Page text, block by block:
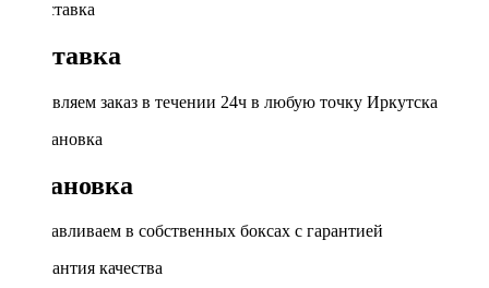
Доставка
Доставляем заказ в течении 24ч в любую точку Иркутска
Установка
Устанавливаем в собственных боксах с гарантией